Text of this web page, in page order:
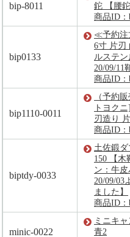
bip-8011
鉈 【腰
商品ID：
bip0133
≪予約
6寸 片刃
ルステ
20/09/11
商品ID：
bip1110-0011
（予約
トヨク
刃造り
商品ID：
biptdy-0033
土佐鍛
150 【木
ン：牛
20/09/03
ました】
商品ID：
minic-0022
ミニキ
青2